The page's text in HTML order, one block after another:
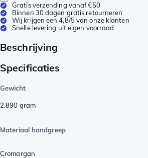
Gratis verzending vanaf €50
Binnen 30 dagen gratis retourneren
Wij krijgen een 4,8/5 van onze klanten
Snelle levering uit eigen voorraad
Beschrijving
Specificaties
Gewicht
2.890 gram
Materiaal handgreep
Cromargan